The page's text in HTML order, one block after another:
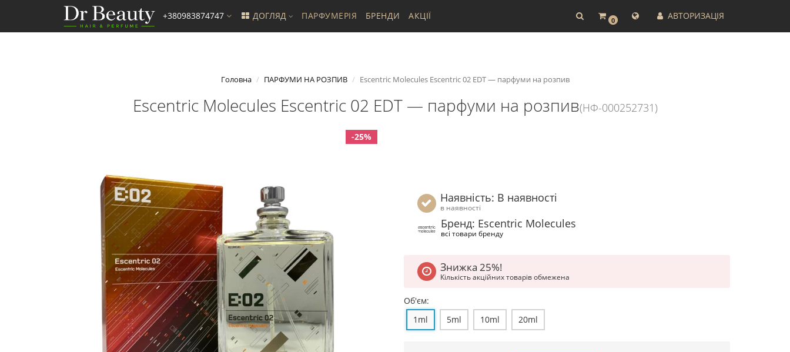
0 АВТОРИЗАЦІЯ
+380983874747 ДОГЛЯД ПАРФУМЕРІЯ БРЕНДИ АКЦІЇ
Головна ПАРФУМИ НА РОЗПИВ Escentric Molecules Escentric 02 EDT — парфуми на розпив
Escentric Molecules Escentric 02 EDT — парфуми на розпив(НФ-000252731)
-25%
Наявність: В наявності
в наявності
Бренд: Escentric Molecules
всі товари бренду
Знижка 25%!
Кількість акційних товарів обмежена
Об'єм:
1ml
5ml 10ml 20ml